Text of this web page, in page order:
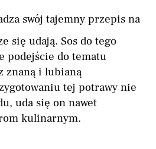
swój tajemny przepis na
się udają. Sos do tego
podejście do tematu
znaną i lubianą
tej potrawy nie
uda się on nawet
kulinarnym.